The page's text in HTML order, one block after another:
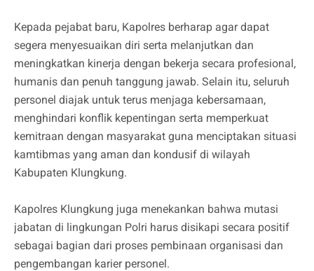
Kepada pejabat baru, Kapolres berharap agar dapat
segera menyesuaikan diri serta melanjutkan dan
meningkatkan kinerja dengan bekerja secara profesional,
humanis dan penuh tanggung jawab. Selain itu, seluruh
personel diajak untuk terus menjaga kebersamaan,
menghindari konflik kepentingan serta memperkuat
kemitraan dengan masyarakat guna menciptakan situasi
kamtibmas yang aman dan kondusif di wilayah
Kabupaten Klungkung.
Kapolres Klungkung juga menekankan bahwa mutasi
jabatan di lingkungan Polri harus disikapi secara positif
sebagai bagian dari proses pembinaan organisasi dan
pengembangan karier personel.